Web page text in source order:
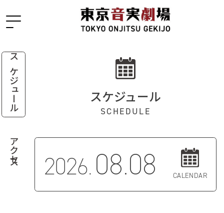
スケジュール
アクセス
スケジュール
SCHEDULE
2026.08.08 CALENDAR